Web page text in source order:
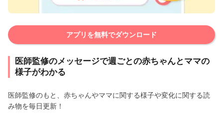
アプリを無料でダウンロード
医師監修のメッセージで週ごとの赤ちゃんとママの
様子がわかる
医師監修のもと、赤ちゃんやママに関する様子や変化に関する読
み物を毎日更新！